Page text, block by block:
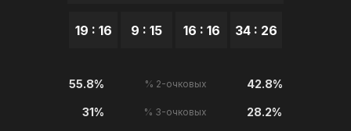
19 : 16 9 : 15 16 : 16 34 : 26
55.8% % 2-очковых 42.8%
31% % 3-очковых 28.2%